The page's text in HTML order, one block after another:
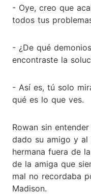
- Oye, creo que
todos tus
- ¿De qué
encontraste la
- Así es, tú solo
qué es lo que ves.
Rowan sin
dado su amigo y al
hermana fuera de
de la amiga que
mal no recordaba
Madison.